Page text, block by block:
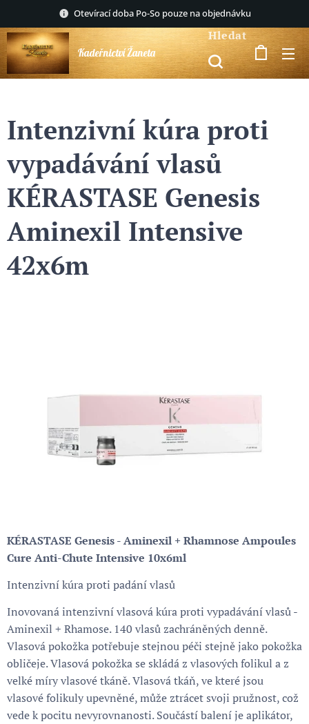
Otevírací doba Po-So pouze na objednávku
Kadeřnictví Žaneta
Hledat
Intenzivní kúra proti
vypadávání vlasů
KÉRASTASE Genesis
Aminexil Intensive
42x6m
KÉRASTASE Genesis - Aminexil + Rhamnose Ampoules
Cure Anti-Chute Intensive 10x6ml
Intenzivní kúra proti padání vlasů
Inovovaná intenzivní vlasová kúra proti vypadávání vlasů -
Aminexil + Rhamose. 140 vlasů zachráněných denně.
Vlasová pokožka potřebuje stejnou péči stejně jako pokožka
obličeje. Vlasová pokožka se skládá z vlasových folikul a z
velké míry vlasové tkáně. Vlasová tkáň, ve které jsou
vlasové folikuly upevněné, může ztrácet svoji pružnost, což
vede k pocitu nevyrovnanosti. Součástí balení je aplikátor,